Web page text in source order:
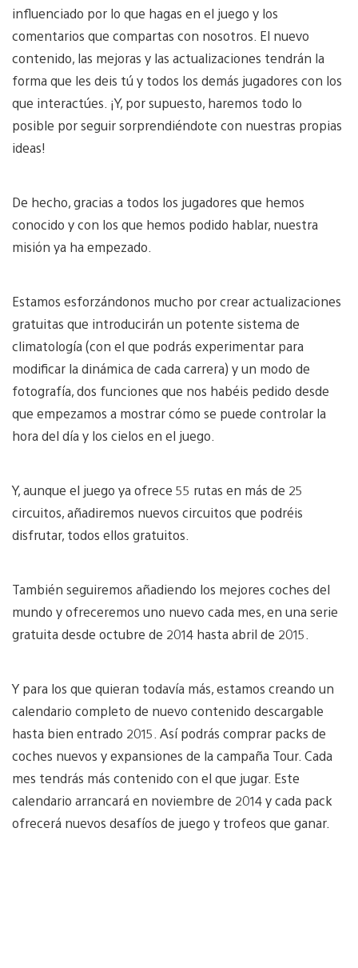
influenciado por lo que hagas en el juego y los
comentarios que compartas con nosotros. El nuevo
contenido, las mejoras y las actualizaciones tendrán la
forma que les deis tú y todos los demás jugadores con los
que interactúes. ¡Y, por supuesto, haremos todo lo
posible por seguir sorprendiéndote con nuestras propias
ideas!
De hecho, gracias a todos los jugadores que hemos
conocido y con los que hemos podido hablar, nuestra
misión ya ha empezado.
Estamos esforzándonos mucho por crear actualizaciones
gratuitas que introducirán un potente sistema de
climatología (con el que podrás experimentar para
modificar la dinámica de cada carrera) y un modo de
fotografía, dos funciones que nos habéis pedido desde
que empezamos a mostrar cómo se puede controlar la
hora del día y los cielos en el juego.
Y, aunque el juego ya ofrece 55 rutas en más de 25
circuitos, añadiremos nuevos circuitos que podréis
disfrutar, todos ellos gratuitos.
También seguiremos añadiendo los mejores coches del
mundo y ofreceremos uno nuevo cada mes, en una serie
gratuita desde octubre de 2014 hasta abril de 2015.
Y para los que quieran todavía más, estamos creando un
calendario completo de nuevo contenido descargable
hasta bien entrado 2015. Así podrás comprar packs de
coches nuevos y expansiones de la campaña Tour. Cada
mes tendrás más contenido con el que jugar. Este
calendario arrancará en noviembre de 2014 y cada pack
ofrecerá nuevos desafíos de juego y trofeos que ganar.